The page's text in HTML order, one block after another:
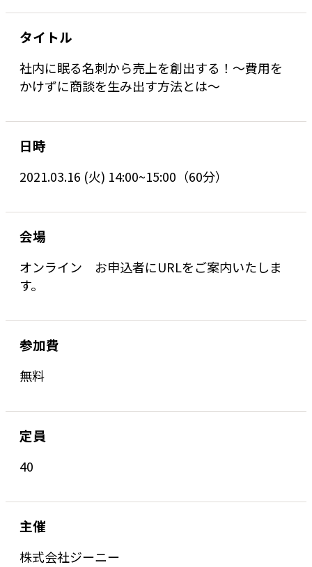
タイトル
社内に眠る名刺から売上を創出する！～費用を
かけずに商談を生み出す方法とは～
日時
2021.03.16 (火) 14:00~15:00（60分）
会場
オンライン お申込者にURLをご案内いたしま
す。
参加費
無料
定員
40
主催
株式会社ジーニー